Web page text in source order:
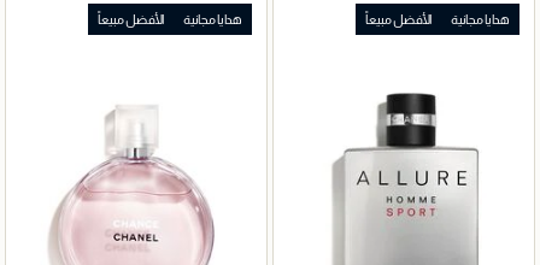
هدايا مجانية الأفضل مبيعاً هدايا مجانية الأفضل مبيعاً